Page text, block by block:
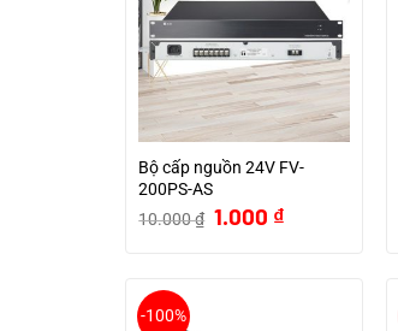
Bộ cấp nguồn 24V FV-
200PS-AS
10.000₫ Giá
gốc
1.000 ₫Giá
hiện
-100%